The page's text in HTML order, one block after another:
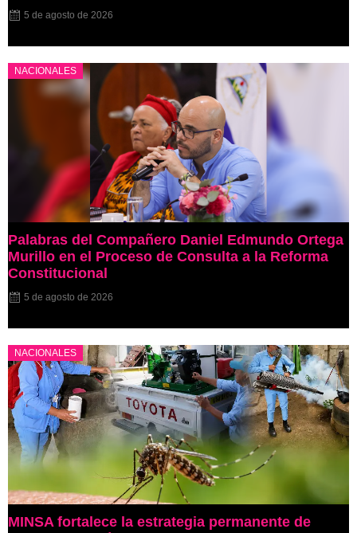
5 de agosto de 2026
NACIONALES
Palabras del Compañero Daniel Edmundo Ortega
Murillo en el Proceso de Consulta a la Reforma
Constitucional
5 de agosto de 2026
NACIONALES
MINSA fortalece la estrategia permanente de